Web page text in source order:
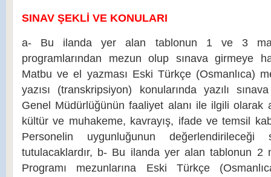
SINAV ŞEKLİ VE KONULARI
a- Bu ilanda yer alan tablonun 1 ve 3
programlarından mezun olup sınava girmeye
Matbu ve el yazması Eski Türkçe (Osmanlıca)
yazısı (transkripsiyon) konularında yazılı
Genel Müdürlüğünün faaliyet alanı ile ilgili olarak
kültür ve muhakeme, kavrayış, ifade ve temsil
Personelin uygunluğunun
tutulacaklardır, b- Bu ilanda yer alan tablonun 2
Programı mezunlarına Eski Türkçe